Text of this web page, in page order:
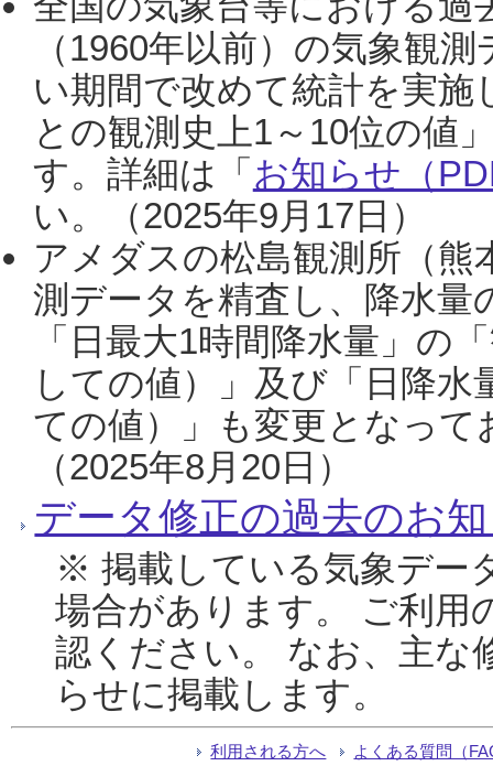
（1960年以前）の気象観
い期間で改めて統計を実
との観測史上1～10位の値
す。詳細は「 お知らせ（
い。（2025年9月17日）
アメダスの松島観測所（熊
測データを精査し、降水
「日最大1時間降水量」の
しての値）」及び「日降
ての値）」も変更となっ
（2025年8月20日）
データ修正の過去のお
※ 掲載している気象デー
場合があります。 ご利用
認ください。 なお、主な
らせに掲載します。
利用される方へ よくある質問（